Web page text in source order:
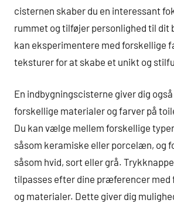
cisternen skaber du en interessant
rummet og tilføjer personlighed til dit
kan eksperimentere med forskellige
teksturer for at skabe et unikt og
En indbygningscisterne giver dig
forskellige materialer og farver på
Du kan vælge mellem forskellige
såsom keramiske eller porcelæn, og
såsom hvid, sort eller grå.
tilpasses efter dine præferencer med
og materialer. Dette giver dig